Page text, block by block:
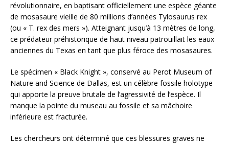
révolutionnaire, en baptisant officiellement une espèce géante
de mosasaure vieille de 80 millions d’années Tylosaurus rex
(ou « T. rex des mers »). Atteignant jusqu’à 13 mètres de long,
ce prédateur préhistorique de haut niveau patrouillait les eaux
anciennes du Texas en tant que plus féroce des mosasaures.
Le spécimen « Black Knight », conservé au Perot Museum of
Nature and Science de Dallas, est un célèbre fossile holotype
qui apporte la preuve brutale de l’agressivité de l’espèce. Il
manque la pointe du museau au fossile et sa mâchoire
inférieure est fracturée.
Les chercheurs ont déterminé que ces blessures graves ne